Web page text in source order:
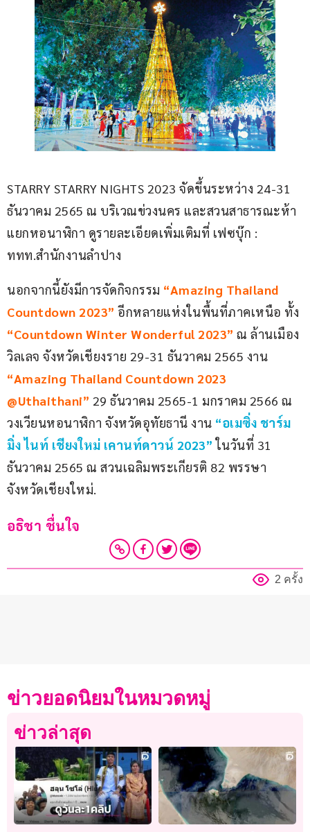
STARRY STARRY NIGHTS 2023 จัดขึ้นระหว่าง 24-31
ธันวาคม 2565 ณ บริเวณข่วงนคร และสวนสาธารณะห้า
แยกหอนาฬิกา ดูรายละเอียดเพิ่มเติมที่ เฟซบุ๊ก :
ททท.สำนักงานลำปาง
นอกจากนี้ยังมีการจัดกิจกรรม “Amazing Thailand
Countdown 2023” อีกหลายแห่งในพื้นที่ภาคเหนือ ทั้ง
“Countdown Winter Wonderful 2023” ณ ล้านเมือง
วิลเลจ จังหวัดเชียงราย 29-31 ธันวาคม 2565 งาน
“Amazing Thailand Countdown 2023
@Uthaithani” 29 ธันวาคม 2565-1 มกราคม 2566 ณ
วงเวียนหอนาฬิกา จังหวัดอุทัยธานี งาน “อเมซิ่ง ชาร์ม
มิ่ง ไนท์ เชียงใหม่ เคานท์ดาวน์ 2023” ในวันที่ 31
ธันวาคม 2565 ณ สวนเฉลิมพระเกียรติ 82 พรรษา
จังหวัดเชียงใหม่.
อธิชา ชื่นใจ
2 ครั้ง
ข่าวยอดนิยมในหมวดหมู่
ข่าวล่าสุด